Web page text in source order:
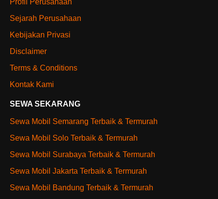
Sejarah Perusahaan
Kebijakan Privasi
Disclaimer
Terms & Conditions
Kontak Kami
SEWA SEKARANG
Sewa Mobil Semarang Terbaik & Termurah
Sewa Mobil Solo Terbaik & Termurah
Sewa Mobil Surabaya Terbaik & Termurah
Sewa Mobil Jakarta Terbaik & Termurah
Sewa Mobil Bandung Terbaik & Termurah